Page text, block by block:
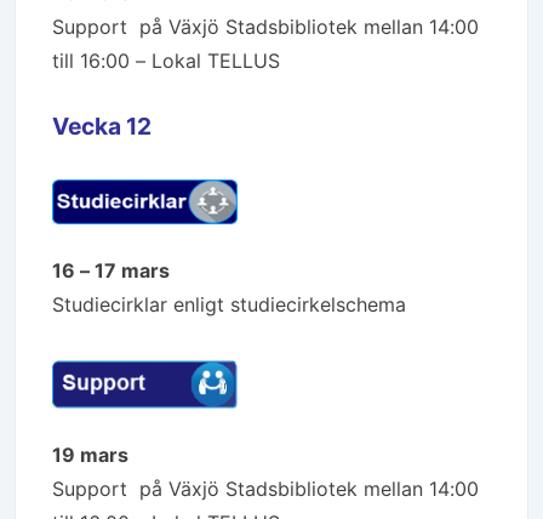
Support på Växjö Stadsbibliotek mellan 14:00
till 16:00 – Lokal TELLUS
Vecka 12
16 – 17 mars
Studiecirklar enligt studiecirkelschema
19 mars
Support på Växjö Stadsbibliotek mellan 14:00